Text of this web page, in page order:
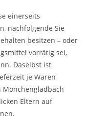
einerseits
nachfolgende Sie
besitzen – oder
vorrätig sei,
Daselbst ist
je Waren
Eltern auf